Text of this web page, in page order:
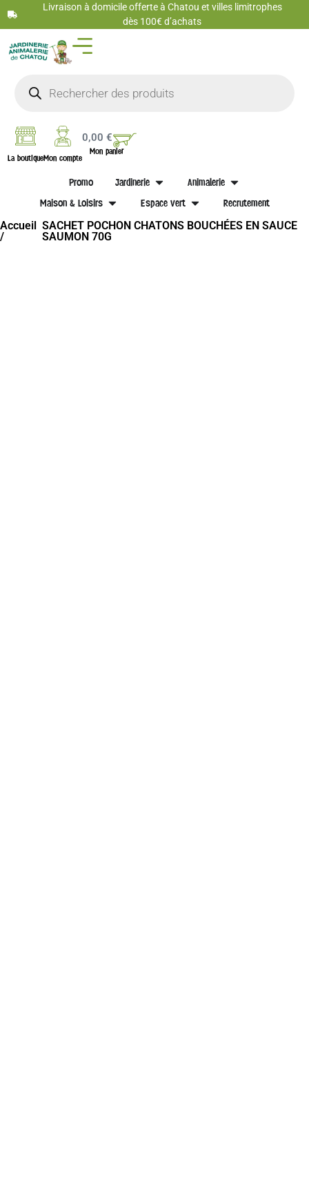
Livraison à domicile offerte à Chatou et villes limitrophes
dès 100€ d’achats
La boutiqueMon compte
0,00€
Mon panier
Promo Jardinerie
Animalerie
Maison & Loisirs
Espace vert Recrutement
Accueil
/
SACHET POCHON CHATONS BOUCHÉES EN SAUCE
SAUMON 70G